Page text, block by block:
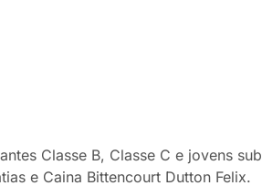
Classe B, Classe C e jovens sub
e Caina Bittencourt Dutton Felix.